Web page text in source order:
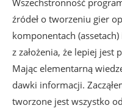
Wszechstronność
źródeł o tworzeniu gier
komponentach
z założenia, że lepiej jest
Mając elementarną
dawki informacji.
tworzone jest wszystko